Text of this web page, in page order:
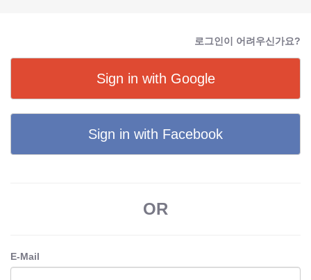
로그인이 어려우신가요?
Sign in with Google
Sign in with Facebook
OR
E-Mail